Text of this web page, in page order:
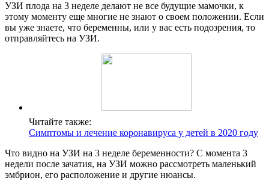
УЗИ плода на 3 неделе делают не все будущие мамочки, к
этому моменту еще многие не знают о своем положении. Если
вы уже знаете, что беременны, или у вас есть подозрения, то
отправляйтесь на УЗИ.
Читайте также:
Симптомы и лечение коронавируса у детей в 2020 году
Что видно на УЗИ на 3 неделе беременности? С момента 3
недели после зачатия, на УЗИ можно рассмотреть маленький
эмбрион, его расположение и другие нюансы.